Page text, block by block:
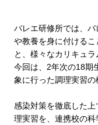
バレエ研修所では、
や教養を身に付ける
と、様々なカリキュラ
今回は、2年次の18期
象に行った調理実習の
感染対策を徹底した
理実習を、連携校の